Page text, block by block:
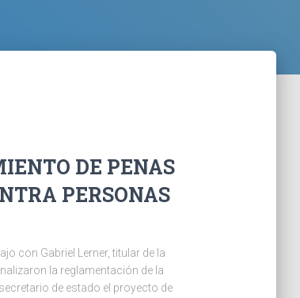
DE PENAS
PERSONAS
con Gabriel Lerner, titular de la
la reglamentación de la
de estado el proyecto de